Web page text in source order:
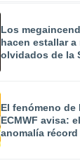
Los
hacen estallar a
olvidados de la
El fenómeno
ECMWF avisa:
anomalía